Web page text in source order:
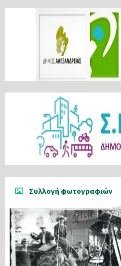
Συλλογή φωτογραφιών